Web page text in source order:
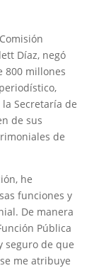
Díaz, negó
800 millones
Secretaría de
de sus
de
he
funciones y
De manera
Pública
seguro de que
me atribuye